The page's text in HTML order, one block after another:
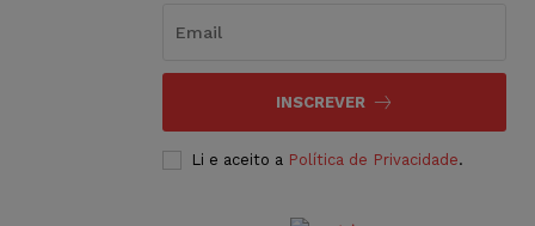
INSCREVER
Li e aceito a Política de Privacidade.